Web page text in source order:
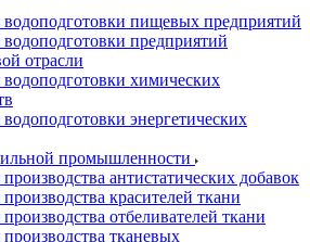
пищевых предприятий
предприятий
отрасли
химических
энергетических
промышленности
антистатических добавок
красителей ткани
отбеливателей ткани
тканевых